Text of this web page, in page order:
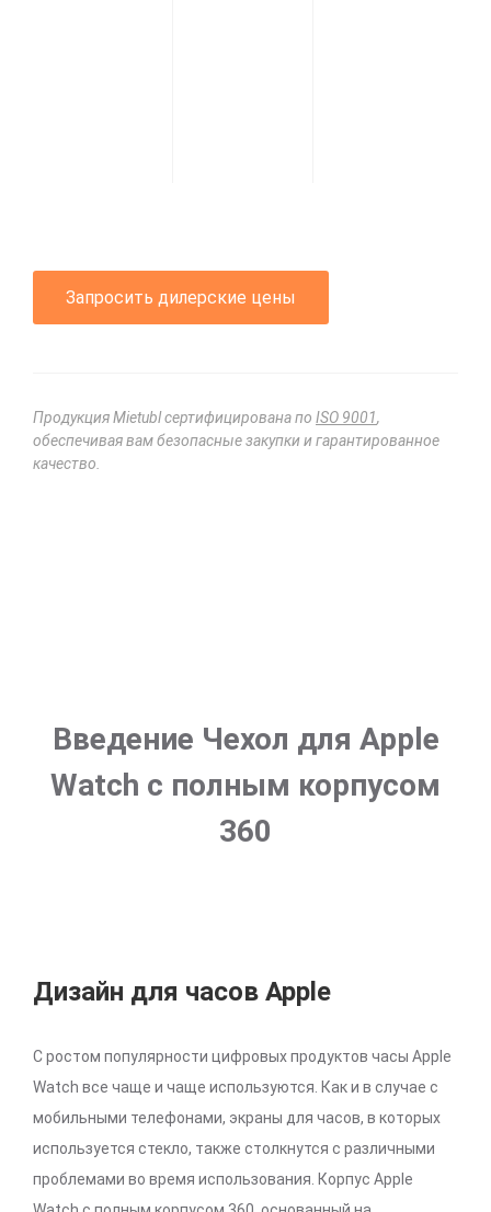
Запросить дилерские цены
Продукция Mietubl сертифицирована по ISO 9001,
обеспечивая вам безопасные закупки и гарантированное
качество.
Введение Чехол для Apple
Watch с полным корпусом
360
Дизайн для часов Apple
С ростом популярности цифровых продуктов часы Apple
Watch все чаще и чаще используются. Как и в случае с
мобильными телефонами, экраны для часов, в которых
используется стекло, также столкнутся с различными
проблемами во время использования. Корпус Apple